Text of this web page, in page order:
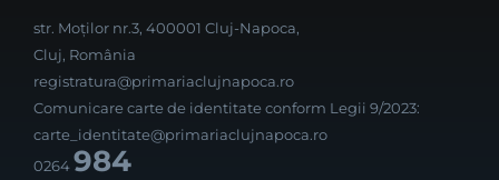
str. Moților nr.3, 400001 Cluj-Napoca,
Cluj, România
registratura@primariaclujnapoca.ro
Comunicare carte de identitate conform Legii 9/2023:
carte_identitate@primariaclujnapoca.ro
0264984